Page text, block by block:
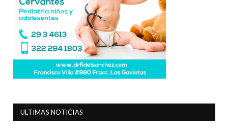
ULTIMAS NOTICIAS